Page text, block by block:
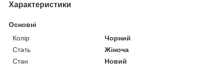
Характеристики
Основні
Колір
Чорний
Стать
Жіноча
Стан
Новий